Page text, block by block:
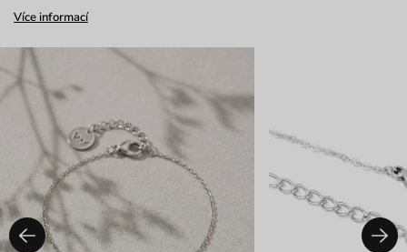
Více informací